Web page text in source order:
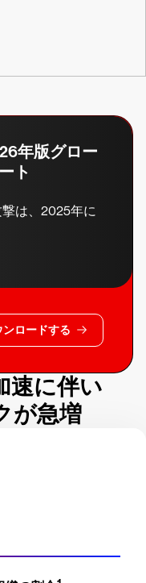
年版グロー
ト
は、2025年に
ロードする
速に伴い
が急増